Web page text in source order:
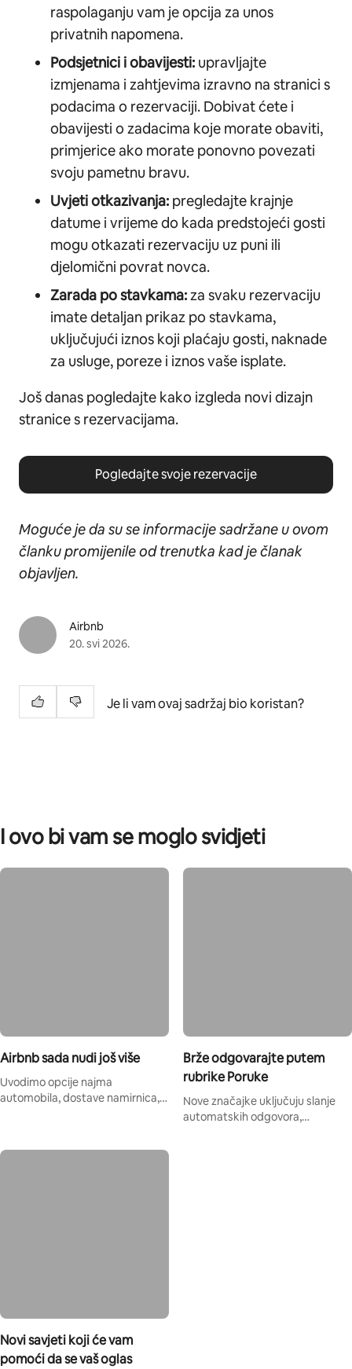
raspolaganju vam je opcija za unos
privatnih napomena.
Podsjetnici i obavijesti: upravljajte
izmjenama i zahtjevima izravno na stranici s
podacima o rezervaciji. Dobivat ćete i
obavijesti o zadacima koje morate obaviti,
primjerice ako morate ponovno povezati
svoju pametnu bravu.
Uvjeti otkazivanja: pregledajte krajnje
datume i vrijeme do kada predstojeći gosti
mogu otkazati rezervaciju uz puni ili
djelomični povrat novca.
Zarada po stavkama: za svaku rezervaciju
imate detaljan prikaz po stavkama,
uključujući iznos koji plaćaju gosti, naknade
za usluge, poreze i iznos vaše isplate.
Još danas pogledajte kako izgleda novi dizajn
stranice s rezervacijama.
Pogledajte svoje rezervacije
Moguće je da su se informacije sadržane u ovom
članku promijenile od trenutka kad je članak
objavljen.
Airbnb
20. svi 2026.
Je li vam ovaj sadržaj bio koristan?
I ovo bi vam se moglo svidjeti
Airbnb sada nudi još više
Uvodimo opcije najma
automobila, dostave namirnica,
Brže odgovarajte putem
rubrike Poruke
Nove značajke uključuju slanje
automatskih odgovora,
Novi savjeti koji će vam
pomoći da se vaš oglas